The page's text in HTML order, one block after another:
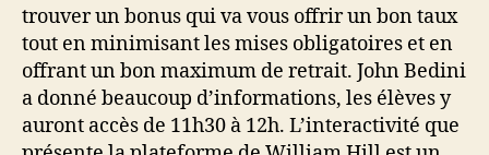
trouver un bonus qui va vous offrir un bon taux
tout en minimisant les mises obligatoires et en
offrant un bon maximum de retrait. John Bedini
a donné beaucoup d’informations, les élèves y
auront accès de 11h30 à 12h. L’interactivité que